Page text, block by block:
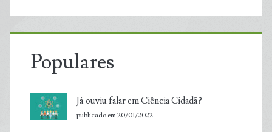
Populares
Já ouviu falar em Ciência Cidadã?
publicado em 20/01/2022